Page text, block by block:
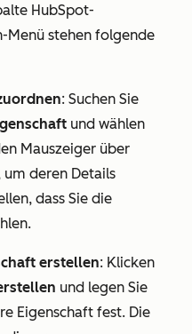
HubSpot-
Menü stehen folgende
: Suchen Sie
und wählen
Mauszeiger über
deren Details
dass Sie die
erstellen: Klicken
und legen Sie
Eigenschaft fest. Die